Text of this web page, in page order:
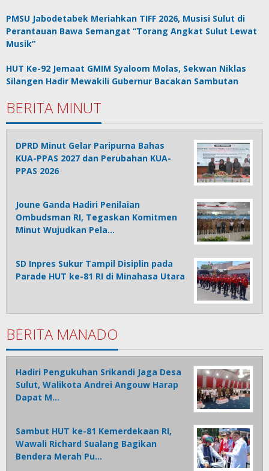
PMSU Jabodetabek Meriahkan TIFF 2026, Musisi Sulut di
Perantauan Bawa Semangat “Torang Angkat Sulut Lewat
Musik”
HUT Ke-92 Jemaat GMIM Syaloom Molas, Sekwan Niklas
Silangen Hadir Mewakili Gubernur Bacakan Sambutan
BERITA MINUT
DPRD Minut Gelar Paripurna Bahas
KUA-PPAS 2027 dan Perubahan KUA-
PPAS 2026
Joune Ganda Hadiri Penilaian
Ombudsman RI, Tegaskan Komitmen
Minut Wujudkan Pela…
SD Inpres Sukur Tampil Disiplin pada
Parade HUT ke-81 RI di Minahasa Utara
BERITA MANADO
Hadiri Pengukuhan Srikandi Jaga Desa
Sulut, Walikota Andrei Angouw Harap
Dapat M…
Sambut HUT ke-81 Kemerdekaan RI,
Wawali Richard Sualang Bagikan
Bendera Merah Pu…